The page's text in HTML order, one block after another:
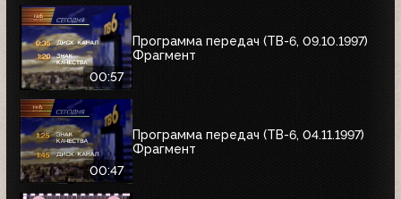
00:57
Программа передач (ТВ-6, 09.10.1997)
Фрагмент
00:47
Программа передач (ТВ-6, 04.11.1997)
Фрагмент